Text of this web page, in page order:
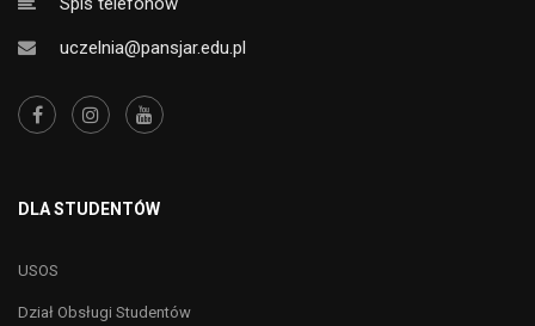
uczelnia@pansjar.edu.pl
DLA STUDENTÓW
USOS
Dział Obsługi Studentów